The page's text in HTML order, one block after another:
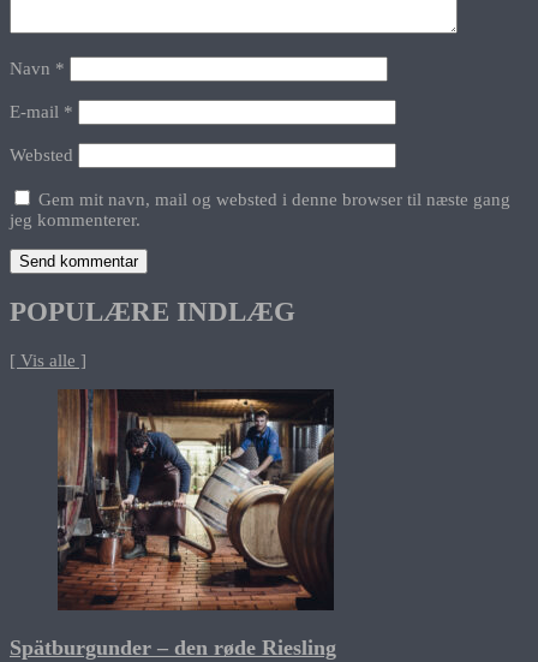
Navn *
E-mail *
Websted
Gem mit navn, mail og websted i denne browser til næste gang
jeg kommenterer.
POPULÆRE INDLÆG
[ Vis alle ]
Spätburgunder – den røde Riesling